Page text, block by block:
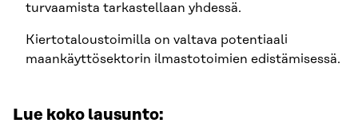
turvaamista tarkastellaan yhdessä.
Kiertotaloustoimilla on valtava potentiaali
maankäyttösektorin ilmastotoimien edistämisessä.
Lue koko lausunto: